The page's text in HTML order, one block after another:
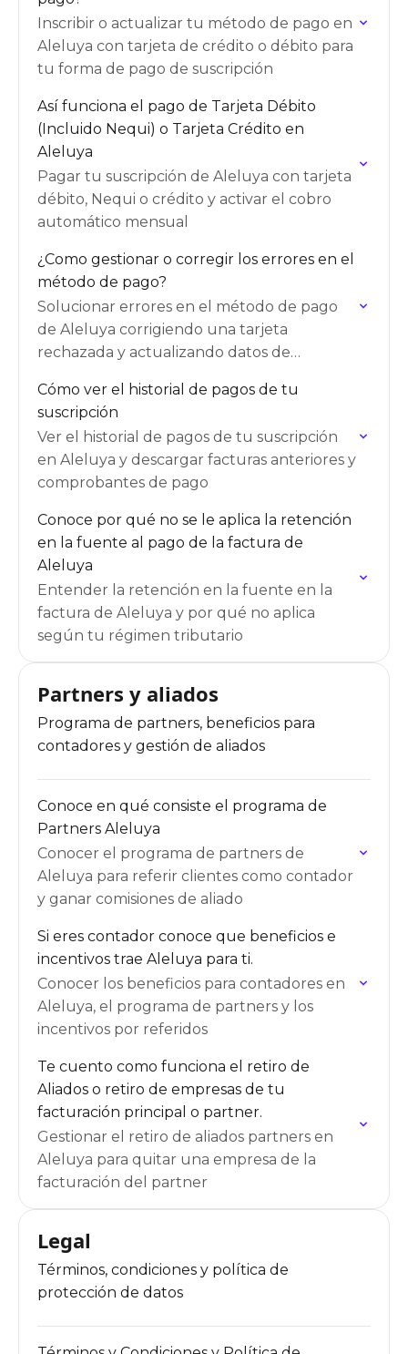
Inscribir o actualizar tu método de pago en
Aleluya con tarjeta de crédito o débito para
tu forma de pago de suscripción
Así funciona el pago de Tarjeta Débito
(Incluido Nequi) o Tarjeta Crédito en
Aleluya
Pagar tu suscripción de Aleluya con tarjeta
débito, Nequi o crédito y activar el cobro
automático mensual
¿Como gestionar o corregir los errores en el
método de pago?
Solucionar errores en el método de pago
de Aleluya corrigiendo una tarjeta
rechazada y actualizando datos de
Cómo ver el historial de pagos de tu
suscripción
Ver el historial de pagos de tu suscripción
en Aleluya y descargar facturas anteriores y
comprobantes de pago
Conoce por qué no se le aplica la retención
en la fuente al pago de la factura de
Aleluya
Entender la retención en la fuente en la
factura de Aleluya y por qué no aplica
según tu régimen tributario
Partners y aliados
Programa de partners, beneficios para
contadores y gestión de aliados
Conoce en qué consiste el programa de
Partners Aleluya
Conocer el programa de partners de
Aleluya para referir clientes como contador
y ganar comisiones de aliado
Si eres contador conoce que beneficios e
incentivos trae Aleluya para ti.
Conocer los beneficios para contadores en
Aleluya, el programa de partners y los
incentivos por referidos
Te cuento como funciona el retiro de
Aliados o retiro de empresas de tu
facturación principal o partner.
Gestionar el retiro de aliados partners en
Aleluya para quitar una empresa de la
facturación del partner
Legal
Términos, condiciones y política de
protección de datos